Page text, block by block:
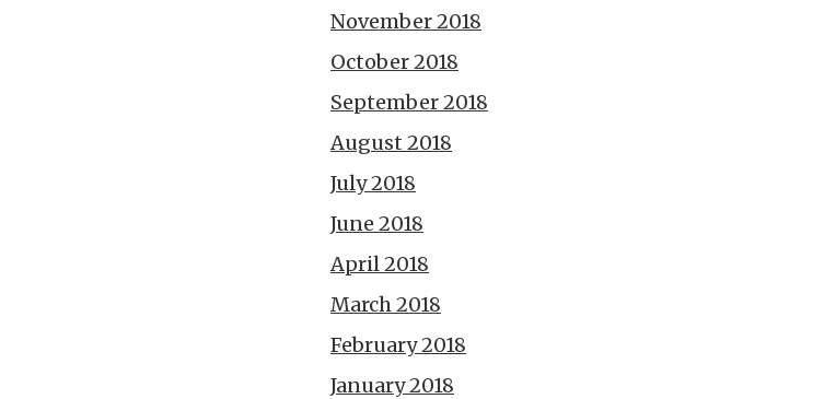
November 2018
October 2018
September 2018
August 2018
July 2018
June 2018
April 2018
March 2018
February 2018
January 2018